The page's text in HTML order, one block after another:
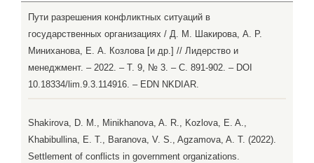
Пути разрешения конфликтных ситуаций в
государственных организациях / Д. М. Шакирова, А. Р.
Миниханова, Е. А. Козлова [и др.] // Лидерство и
менеджмент. – 2022. – Т. 9, № 3. – С. 891-902. – DOI
10.18334/lim.9.3.114916. – EDN NKDIAR.
Shakirova, D. M., Minikhanova, A. R., Kozlova, E. A.,
Khabibullina, E. T., Baranova, V. S., Agzamova, A. T. (2022).
Settlement of conflicts in government organizations.